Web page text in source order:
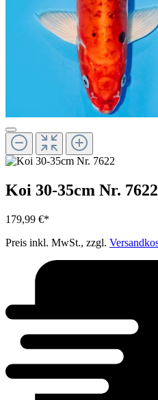
Koi 30-35cm Nr. 7622
179,99 €*
Preis inkl. MwSt., zzgl.